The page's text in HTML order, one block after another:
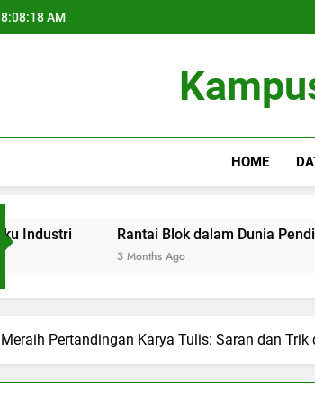
8:08:19 AM
HOME
Rantai Blok dalam Dunia Pendidikan:
Meraih Pertandingan Karya Tulis: Saran dan